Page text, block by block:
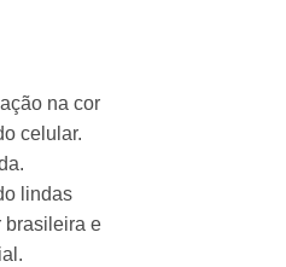
na cor
celular.
lindas
brasileira e